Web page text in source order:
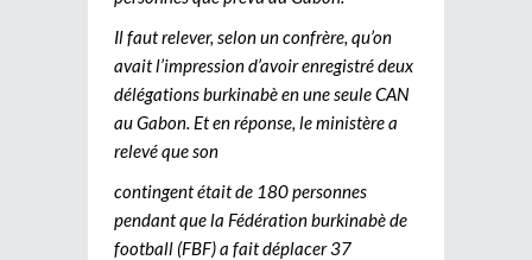
Il faut relever, selon un confrère, qu’on
avait l’impression d’avoir enregistré deux
délégations burkinabè en une seule CAN
au Gabon. Et en réponse, le ministère a
relevé que son
contingent était de 180 personnes
pendant que la Fédération burkinabè de
football (FBF) a fait déplacer 37